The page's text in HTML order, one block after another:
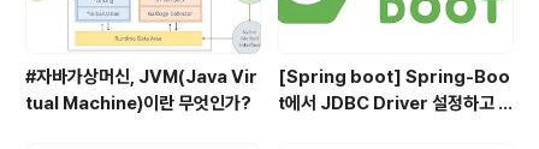
#자바가상머신, JVM(Java Vir
tual Machine)이란 무엇인가?
[Spring boot] Spring-Boo
t에서 JDBC Driver 설정하고 사